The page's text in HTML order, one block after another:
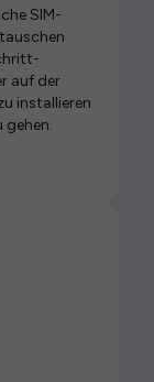
SIM-
auf der
installieren
gehen.